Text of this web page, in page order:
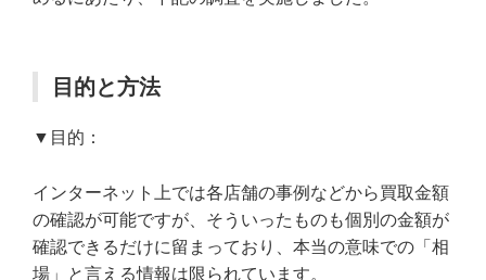
目的と方法
▼目的：
インターネット上では各店舗の事例などから買取金額
の確認が可能ですが、そういったものも個別の金額が
確認できるだけに留まっており、本当の意味での「相
場」と言える情報は限られています。